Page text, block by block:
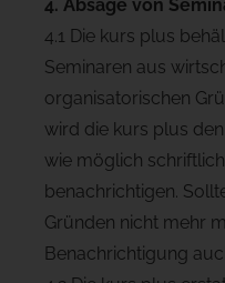
4. Absage von
4.1 Die kurs plus
Seminaren aus
organisatorischen
wird die kurs plus
wie möglich
benachrichtigen.
Gründen nicht mehr
Benachrichtigung